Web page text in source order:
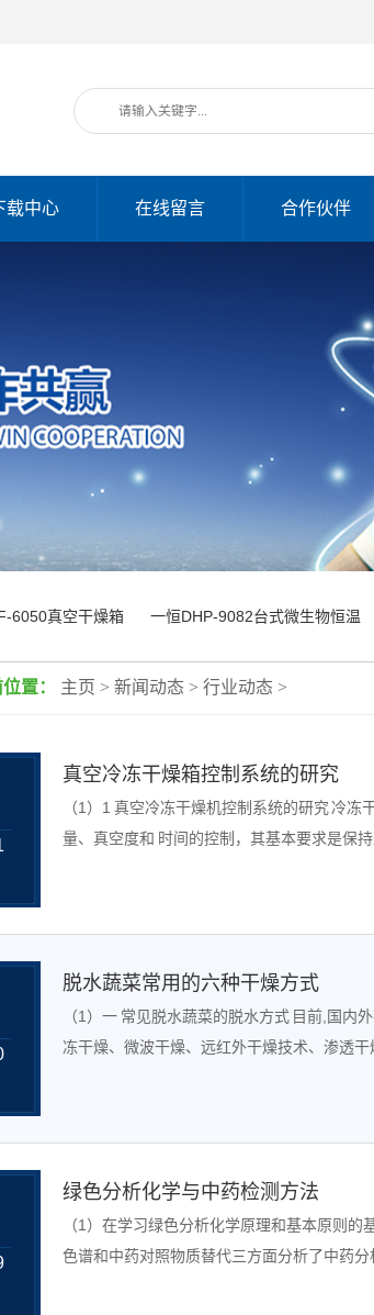
载中心 在线留言 合作伙伴
6050真空干燥箱 一恒DHP-9082台式微生物恒温
置： 主页 > 新闻动态 > 行业动态 >
真空冷冻干燥箱控制系统的研究
（1）1 真空冷冻干燥机控制系统的研究 冷
量、真空度和 时间的控制，其基本要求是保持
脱水蔬菜常用的六种干燥方式
（1）一 常见脱水蔬菜的脱水方式 目前,国内
冻干燥、微波干燥、远红外干燥技术、渗透干
绿色分析化学与中药检测方法
（1）在学习绿色分析化学原理和基本原则
色谱和中药对照物质替代三方面分析了中药分